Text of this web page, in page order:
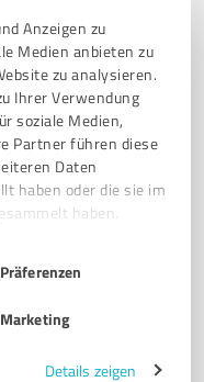
Anzeigen zu
Medien anbieten zu
zu analysieren.
Ihrer Verwendung
soziale Medien,
Partner führen diese
Daten
haben oder die sie im
haben.
Präferenzen
Marketing
Details zeigen
AUTOMOBILINDUSTRIE